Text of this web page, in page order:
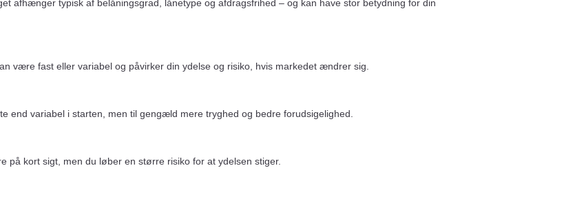
afhænger typisk af belåningsgrad, lånetype og afdragsfrihed – og kan have stor betydning for din
være fast eller variabel og påvirker din ydelse og risiko, hvis markedet ændrer sig.
end variabel i starten, men til gengæld mere tryghed og bedre forudsigelighed.
kort sigt, men du løber en større risiko for at ydelsen stiger.